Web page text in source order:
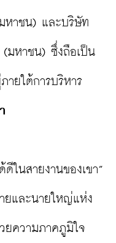
าชน) และบริษัท
(มหาชน) ซึ่งถือเป็น
ายใต้การบริหาร
นสายงานของเขา”
ยและนายใหญ่แห่ง
ความภาคภูมิใจ